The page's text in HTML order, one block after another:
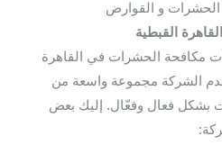
الحشرات و القوارض
القبطية
مكافحة الحشرات في القاهرة
تقدم الشركة مجموعة واسعة من
بشكل فعال وفعّال. إليك بعض